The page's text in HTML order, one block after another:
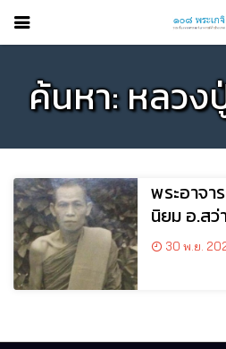
ค้นหา: หลว
พระอาจา
นิยม อ.ส
30 พ.ย.